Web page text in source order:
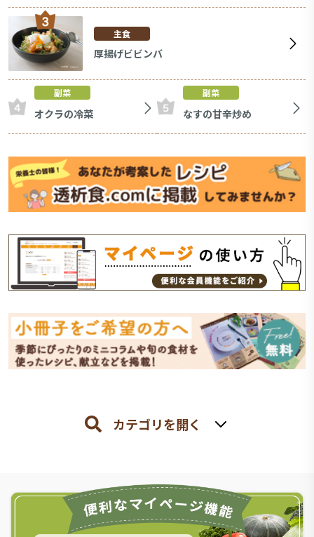
主食
厚揚げビビンバ
副菜
オクラの冷菜
副菜
なすの甘辛炒め
カテゴリを開く